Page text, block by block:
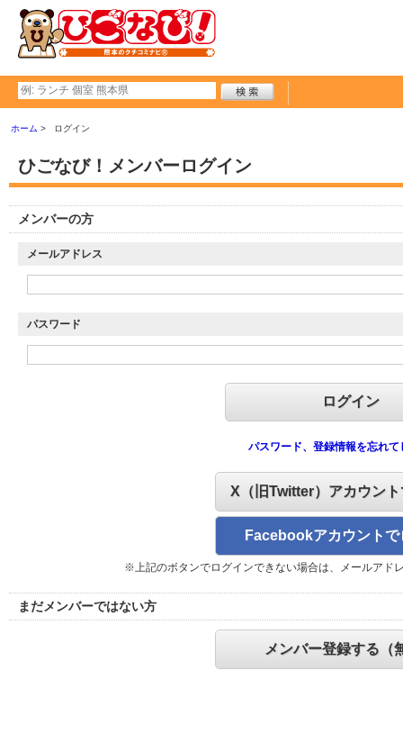
ホーム ログイン
ひごなび！メンバーログイン
メンバーの方
メールアドレス
パスワード
パスワード、登録情報を忘れて
X（旧Twitter）アカウン
Facebookアカウントで
※上記のボタンでログインできない場合は、メールアド
まだメンバーではない方
メンバー登録する（